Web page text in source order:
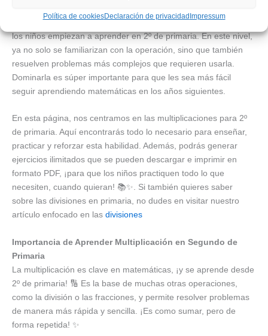
Política de cookiesDeclaración de privacidadImpressum
La multiplicación es una habilidad básica en matemáticas que
los niños empiezan a aprender en 2º de primaria. En este nivel,
ya no solo se familiarizan con la operación, sino que también
resuelven problemas más complejos que requieren usarla.
Dominarla es súper importante para que les sea más fácil
seguir aprendiendo matemáticas en los años siguientes.
En esta página, nos centramos en las multiplicaciones para 2º
de primaria. Aquí encontrarás todo lo necesario para enseñar,
practicar y reforzar esta habilidad. Además, podrás generar
ejercicios ilimitados que se pueden descargar e imprimir en
formato PDF, ¡para que los niños practiquen todo lo que
necesiten, cuando quieran! 📚✨. Si también quieres saber
sobre las divisiones en primaria, no dudes en visitar nuestro
artículo enfocado en las divisiones
Importancia de Aprender Multiplicación en Segundo de
Primaria
La multiplicación es clave en matemáticas, ¡y se aprende desde
2º de primaria! 🔢 Es la base de muchas otras operaciones,
como la división o las fracciones, y permite resolver problemas
de manera más rápida y sencilla. ¡Es como sumar, pero de
forma repetida! ✨